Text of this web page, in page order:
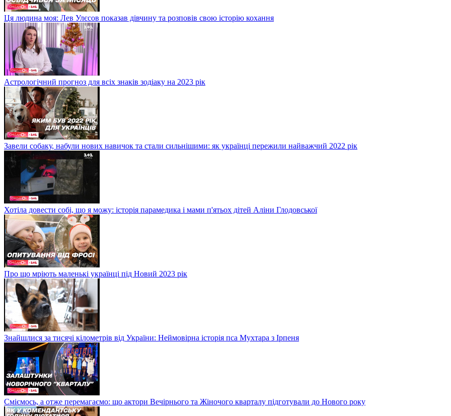
Ця людина моя: Лев Улєсов показав дівчину та розповів свою історію кохання
Астрологічний прогноз для всіх знаків зодіаку на 2023 рік
Завели собаку, набули нових навичок та стали сильнішими: як українці пережили найважчий 2022 рік
Хотіла довести собі, що я можу: історія парамедика і мами п'ятьох дітей Аліни Глодовської
Про що мріють маленькі українці під Новий 2023 рік
Знайшлися за тисячі кілометрів від України: Неймовірна історія пса Мухтара з Ірпеня
Сміємось, а отже перемагаємо: що актори Вечірнього та Жіночого кварталу підготували до Нового року